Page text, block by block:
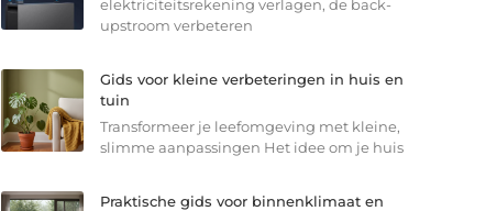
elektriciteitsrekening verlagen, de back-
upstroom verbeteren
Gids voor kleine verbeteringen in huis en
tuin
Transformeer je leefomgeving met kleine,
slimme aanpassingen Het idee om je huis
Praktische gids voor binnenklimaat en